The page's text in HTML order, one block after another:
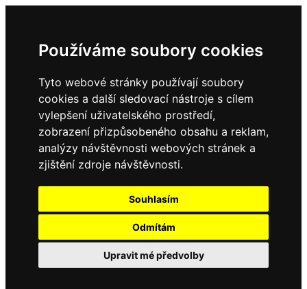
Používáme soubory cookies
Tyto webové stránky používají soubory
cookies a další sledovací nástroje s cílem
vylepšení uživatelského prostředí,
zobrazení přizpůsobeného obsahu a reklam,
analýzy návštěvnosti webových stránek a
zjištění zdroje návštěvnosti.
Souhlasím
Odmítám
Upravit mé předvolby